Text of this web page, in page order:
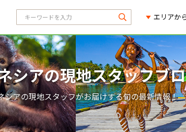
エリアか
シアの現地スタッフブ
シアの現地スタッフがお届けする旬の最新情報！